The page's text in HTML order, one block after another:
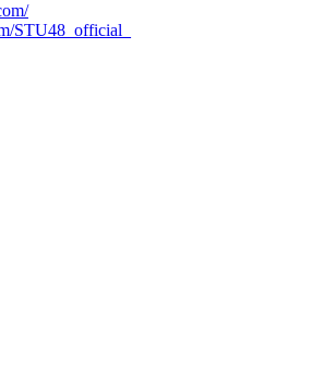
STU48_official_